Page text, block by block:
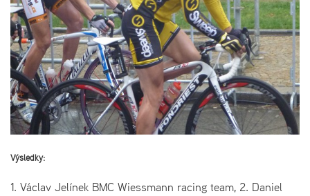
Výsledky:
1. Václav Jelínek BMC Wiessmann racing team, 2. Daniel